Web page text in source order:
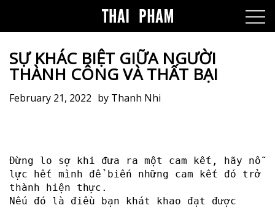
SỰ KHÁC BIỆT GIỮA NGƯỜI
THÀNH CÔNG VÀ THẤT BẠI
February 21, 2022 by Thanh Nhi
Đừng lo sợ khi đưa ra một cam kết, hãy nỗ
lực hết mình để biến những cam kết đó trở
thành hiện thực.
Nếu đó là điều bạn khát khao đạt được